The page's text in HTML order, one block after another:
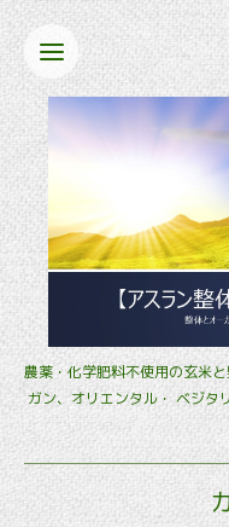
農薬・化学肥料不使用の玄米
ガン、オリエンタ